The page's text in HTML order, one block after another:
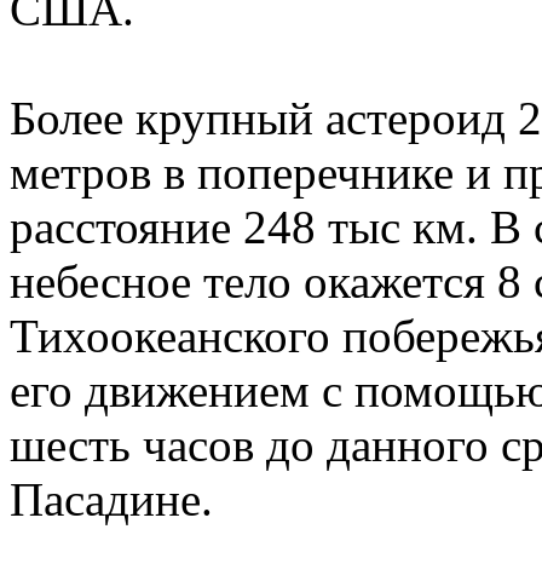
Более крупный астероид
метров в поперечнике и
расстояние 248 тыс км. В
небесное тело окажется
Тихоокеанского
его движением с
шесть часов до данного
Пасадине.